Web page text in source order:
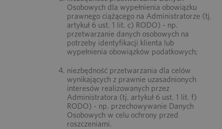
Osobowych dla wypełnienia obowiązku
prawnego ciążącego na Administratorze (tj.
artykuł 6 ust. 1 lit. c) RODO) - np.
przetwarzanie danych osobowych na
potrzeby identyfikacji klienta lub
wypełnienia obowiązków podatkowych;
niezbędność przetwarzania dla celów
wynikających z prawnie uzasadnionych
interesów realizowanych przez
Administratora (tj. artykuł 6 ust. 1 lit. f)
RODO) - np. przechowywanie Danych
Osobowych w celu ochrony przed
roszczeniami.